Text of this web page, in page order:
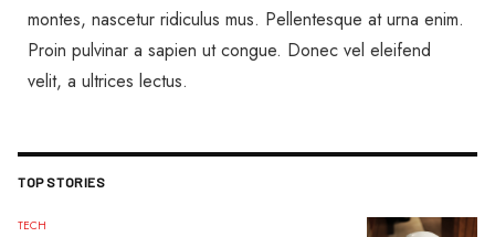
montes, nascetur ridiculus mus. Pellentesque at urna enim.
Proin pulvinar a sapien ut congue. Donec vel eleifend
velit, a ultrices lectus.
TOP STORIES
TECH